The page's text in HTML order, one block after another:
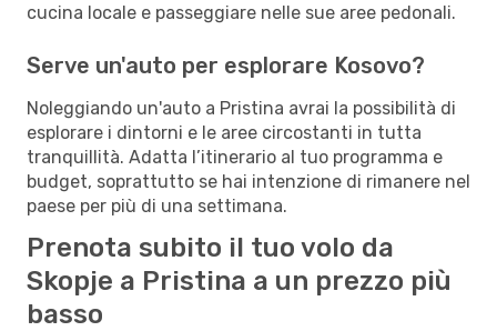
cucina locale e passeggiare nelle sue aree pedonali.
Serve un'auto per esplorare Kosovo?
Noleggiando un'auto a Pristina avrai la possibilità di
esplorare i dintorni e le aree circostanti in tutta
tranquillità. Adatta l’itinerario al tuo programma e
budget, soprattutto se hai intenzione di rimanere nel
paese per più di una settimana.
Prenota subito il tuo volo da
Skopje a Pristina a un prezzo più
basso